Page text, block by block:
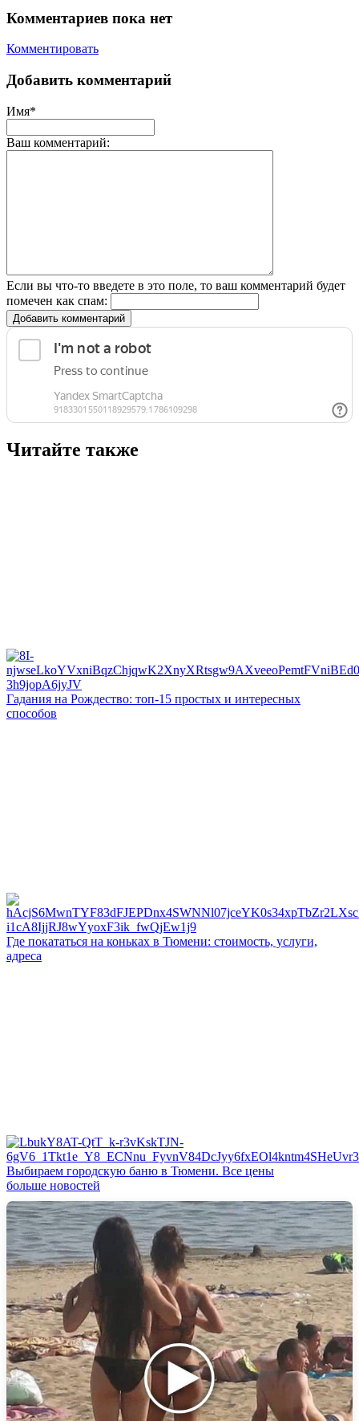
Комментариев пока нет
Комментировать
Добавить комментарий
Имя*
Ваш комментарий:
Если вы что-то введете в это поле, то ваш комментарий будет
помечен как спам:
Добавить комментарий
Читайте также
Гадания на Рождество: топ-15 простых и интересных
способов
Где покататься на коньках в Тюмени: стоимость, услуги,
адреса
Выбираем городскую баню в Тюмени. Все цены
больше новостей